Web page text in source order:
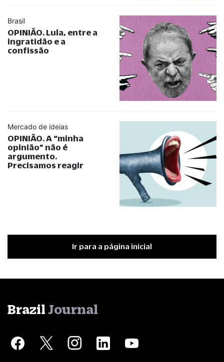
Brasil
OPINIÃO. Lula, entre a
ingratidão e a
confissão
Mercado de ideias
OPINIÃO. A “minha
opinião” não é
argumento.
Precisamos reagir
Ir para a página inicial
Brazil Journal